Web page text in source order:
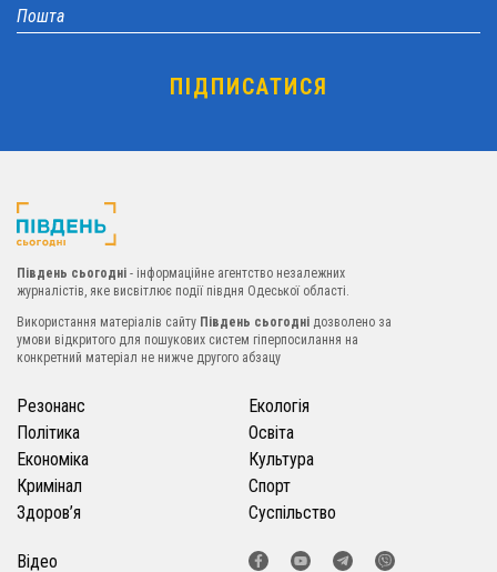
Південь сьогодні - інформаційне агентство незалежних
журналістів, яке висвітлює події півдня Одеської області.
Використання матеріалів сайту Південь сьогодні дозволено за
умови відкритого для пошукових систем гіперпосилання на
конкретний матеріал не нижче другого абзацу
Резонанс
Політика
Економіка
Кримінал
Здоров’я
Екологія
Освіта
Культура
Спорт
Суспільство
Відео